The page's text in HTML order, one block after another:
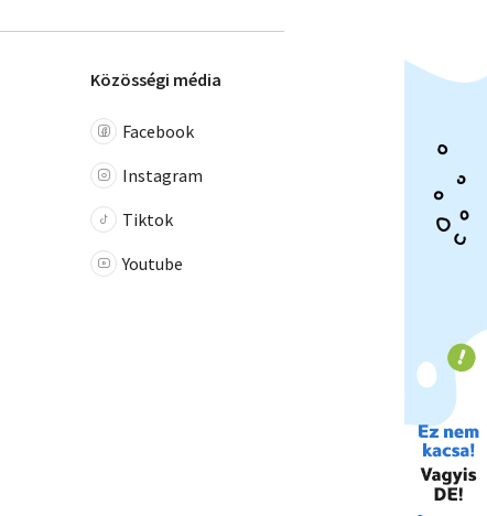
Közösségi média
Facebook
Instagram
Tiktok
Youtube